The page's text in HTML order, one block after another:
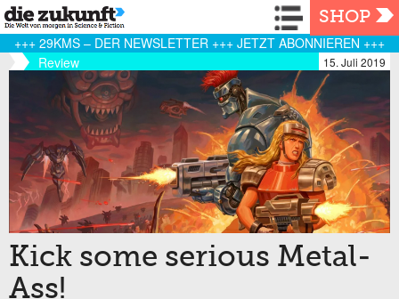
Navigation
SHOP
+++ 29KMS – DER NEWSLETTER +++ JETZT ABONNIEREN +++
Review
15. Juli 2019
Kick some serious Metal-
Ass!